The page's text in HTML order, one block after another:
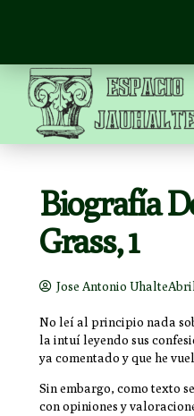
Biografía
Grass, 1
Jose Antonio Uhalte
No leí al principio nada
la intuí leyendo sus
ya comentado y que he
Sin embargo, como texto
con opiniones y